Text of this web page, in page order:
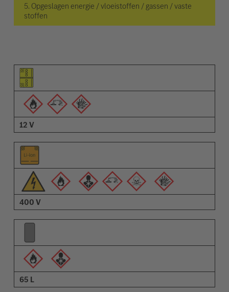
5. Opgeslagen energie / vloeistoffen / gassen / vaste
stoffen
Pictogram van het element
Pictogrammen van de waarschuwingen
Omschrijving
12 V
400 V
65 L